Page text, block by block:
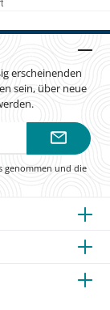
erscheinenden
sein, über neue
genommen und die